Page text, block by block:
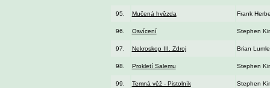
95. Mučená hvězda Frank
96. Osvícení Stephen
97. Nekroskop III. Zdroj Brian
98. Prokletí Salemu Stephen
99. Temná věž - Pistolník Stephen